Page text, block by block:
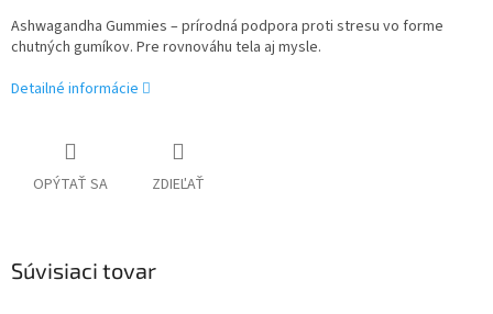
Ashwagandha Gummies – prírodná podpora proti stresu vo forme
chutných gumíkov. Pre rovnováhu tela aj mysle.
Detailné informácie
OPÝTAŤ SA ZDIEĽAŤ
Súvisiaci tovar